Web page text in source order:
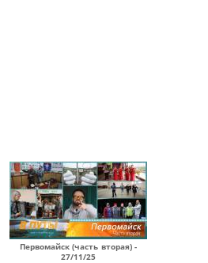
Первомайск (часть вторая) -
27/11/25